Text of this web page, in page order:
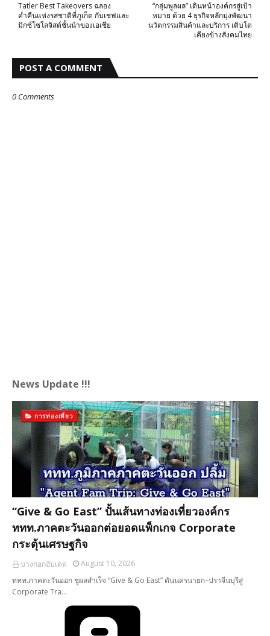
“กลุ่มพูลผล” เดินหน้าองค์กรสู่เป้า
หมาย ด้วย 4 ธุรกิจหลักมุ่งพัฒนา
นวัตกรรมสินค้าและบริการ เติบโต
เคียงข้างสังคมไทย
Tatler Best Takeovers ฉลอง
ค่ำคืนแห่งรสชาติที่ภูเก็ต กับเชฟและ
มิกซ์โซโลจิสต์ชั้นนำของเอเชีย
POST A COMMENT
0 Comments
News Update !!!
การท่องเที่ยว
“Give & Go East” ปั้นเส้นทางท่องเที่ยวองค์กร
ททท.ภาคตะวันออกต่อยอดแพ็กเกจ Corporate
กระตุ้นเศรษฐกิจ
บางกอกอัปเดต
August 10, 2026
ททท.ภาคตะวันออก ชูผลสำเร็จ “Give & Go East” ดันนครนายก–ปราจีนบุรีสู่
Corporate Tra…